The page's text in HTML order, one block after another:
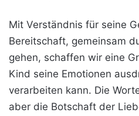
Mit Verständnis für seine
Bereitschaft, gemeinsam
gehen, schaffen wir eine
Kind seine Emotionen
verarbeiten kann. Die
aber die Botschaft der